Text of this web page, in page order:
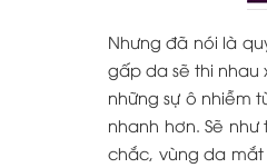
Nhưng đã nói là
gấp da sẽ thi nhau
những sự ô nhiễm
nhanh hơn. Sẽ
chắc, vùng da mắt